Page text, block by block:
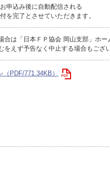
申込み後に自動配信される
完了とさせていただきます。
は「日本ＦＰ協会 岡山支部」ホー
えず予告なく中止する場合もござ
PDF/771.34KB）